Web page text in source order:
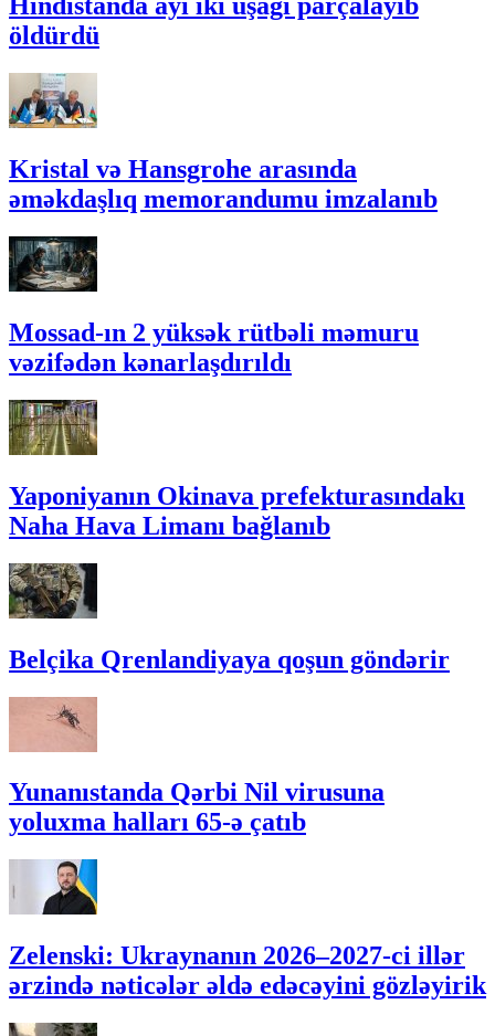
Hindistanda ayı iki uşağı parçalayıb
öldürdü
Kristal və Hansgrohe arasında
əməkdaşlıq memorandumu imzalanıb
Mossad-ın 2 yüksək rütbəli məmuru
vəzifədən kənarlaşdırıldı
Yaponiyanın Okinava prefekturasındakı
Naha Hava Limanı bağlanıb
Belçika Qrenlandiyaya qoşun göndərir
Yunanıstanda Qərbi Nil virusuna
yoluxma halları 65-ə çatıb
Zelenski: Ukraynanın 2026–2027-ci illər
ərzində nəticələr əldə edəcəyini gözləyirik